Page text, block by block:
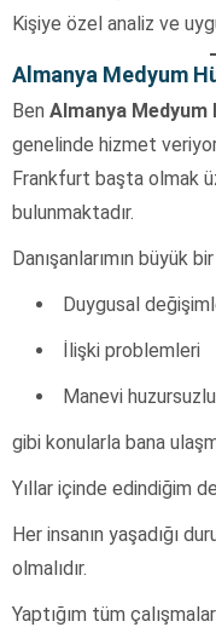
Kişiye özel analiz ve
Almanya Medyum
Ben Almanya Medyum
genelinde hizmet
Frankfurt başta olmak
bulunmaktadır.
Danışanlarımın büyük bir
Duygusal
İlişki problemleri
Manevi
gibi konularla bana
Yıllar içinde edindiğim
Her insanın yaşadığı
olmalıdır.
Yaptığım tüm